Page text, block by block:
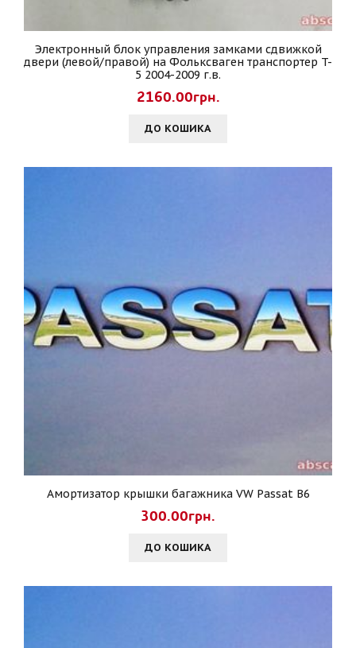
Электронный блок управления замками сдвижкой
двери (левой/правой) на Фольксваген транспортер T-
5 2004-2009 г.в.
2160.00грн.
ДО КОШИКА
Амортизатор крышки багажника VW Passat B6
300.00грн.
ДО КОШИКА